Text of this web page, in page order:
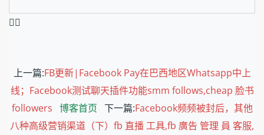
❤️‍🔥
上一篇:FB更新|Facebook Pay在巴西地区Whatsapp中上
线；Facebook测试聊天插件功能smm follows,cheap 脸书
followers 博客首页 下一篇:Facebook频频被封后，其他
八种高级营销渠道（下）fb 直播 工具,fb 廣告 管理 員 客服,